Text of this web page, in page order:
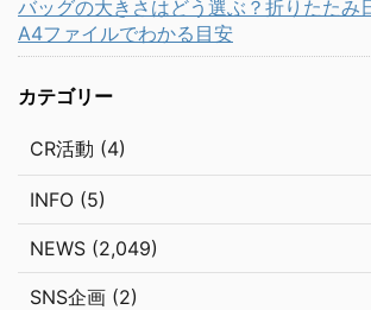
バッグの大きさはどう選ぶ？折りたたみ
A4ファイルでわかる目安
カテゴリー
CR活動 (4)
INFO (5)
NEWS (2,049)
SNS企画 (2)